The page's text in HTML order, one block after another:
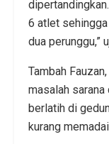
6 atlet
dua perunggu,”
Tambah
masalah sarana
berlatih di
kurang